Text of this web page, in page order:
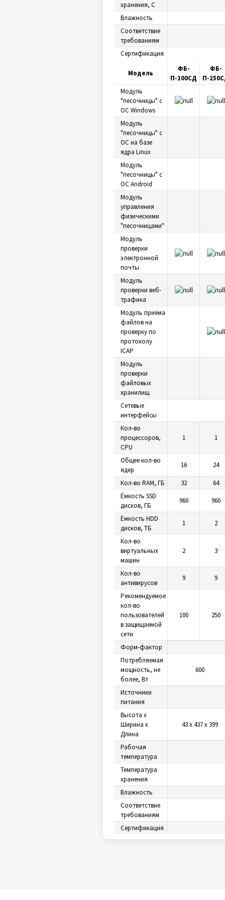
хранения, С
Влажность
Соответствие
требованиям
Сертификация
Модель
ФБ-
П-100СД
ФБ-
П-
Модуль
"песочницы" с
ОС Windows
Модуль
"песочницы" с
ОС на базе
ядра Linux
Модуль
"песочницы" с
ОС Android
Модуль
управления
физическими
"песочницами"
Модуль
проверки
электронной
почты
Модуль
проверки веб-
трафика
Модуль приема
файлов на
проверку по
протоколу
ICAP
Модуль
проверки
файловых
хранилищ
Сетевые
интерфейсы
Кол-во
процессоров,
CPU
1 1
Общее кол-во
ядер
16 24
Кол-во RAM, ГБ 32
64
Ёмкость SSD
дисков, ГБ
960 960
Ёмкость HDD
дисков, ТБ
1 2
Кол-во
виртуальных
машин
2 3
Кол-во
антивирусов
9 9
Рекомендуемое
кол-во
пользователей
в защищаемой
сети
100 250
Форм-фактор
Потребляемая
мощность, не
более, Вт
600
Источники
питания
Высота х
Ширина х
Длина
43 х 437 х 399
Рабочая
температура
Температура
хранения
Влажность
Соответствие
требованиям
Сертификация